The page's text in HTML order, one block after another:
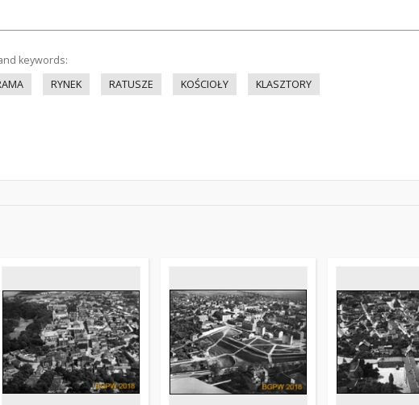
keywords:
RYNEK RATUSZE KOŚCIOŁY KLASZTORY